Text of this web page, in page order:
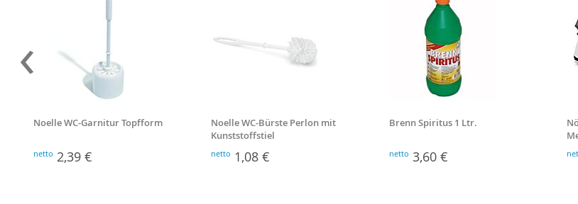
Noelle WC-Garnitur Topfform
netto 2,39 €
Noelle WC-Bürste Perlon mit
Kunststoffstiel
netto 1,08 €
Brenn Spiritus 1 Ltr.
netto 3,60 €
‹